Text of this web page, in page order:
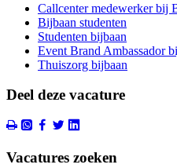
Callcenter medewerker bij
Bijbaan studenten
Studenten bijbaan
Event Brand Ambassador
Thuiszorg bijbaan
Deel deze vacature
Vacatures zoeken